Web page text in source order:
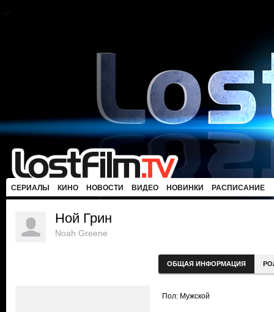
СЕРИАЛЫ КИНО НОВОСТИ ВИДЕО НОВИНКИ РАСПИСАНИЕ
Ной Грин
Noah Greene
ОБЩАЯ ИНФОРМАЦИЯ
Пол: Мужской